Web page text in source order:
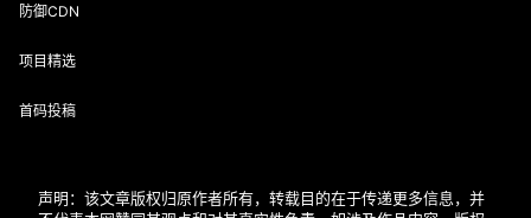
防御CDN
项目精选
首码投稿
声明：该文章版权归原作者所有，转载目的在于传递更多信息，并